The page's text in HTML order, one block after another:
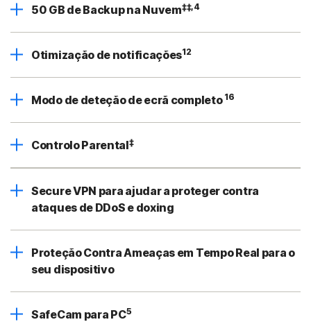
50 GB de Backup na Nuvem‡‡,4
Otimização de notificações12
Modo de deteção de ecrã completo 16
Controlo Parental‡
Secure VPN para ajudar a proteger contra
ataques de DDoS e doxing
Proteção Contra Ameaças em Tempo Real para o
seu dispositivo
SafeCam para PC5